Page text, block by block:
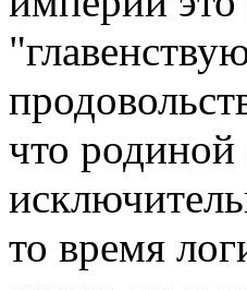
что родиной
то время